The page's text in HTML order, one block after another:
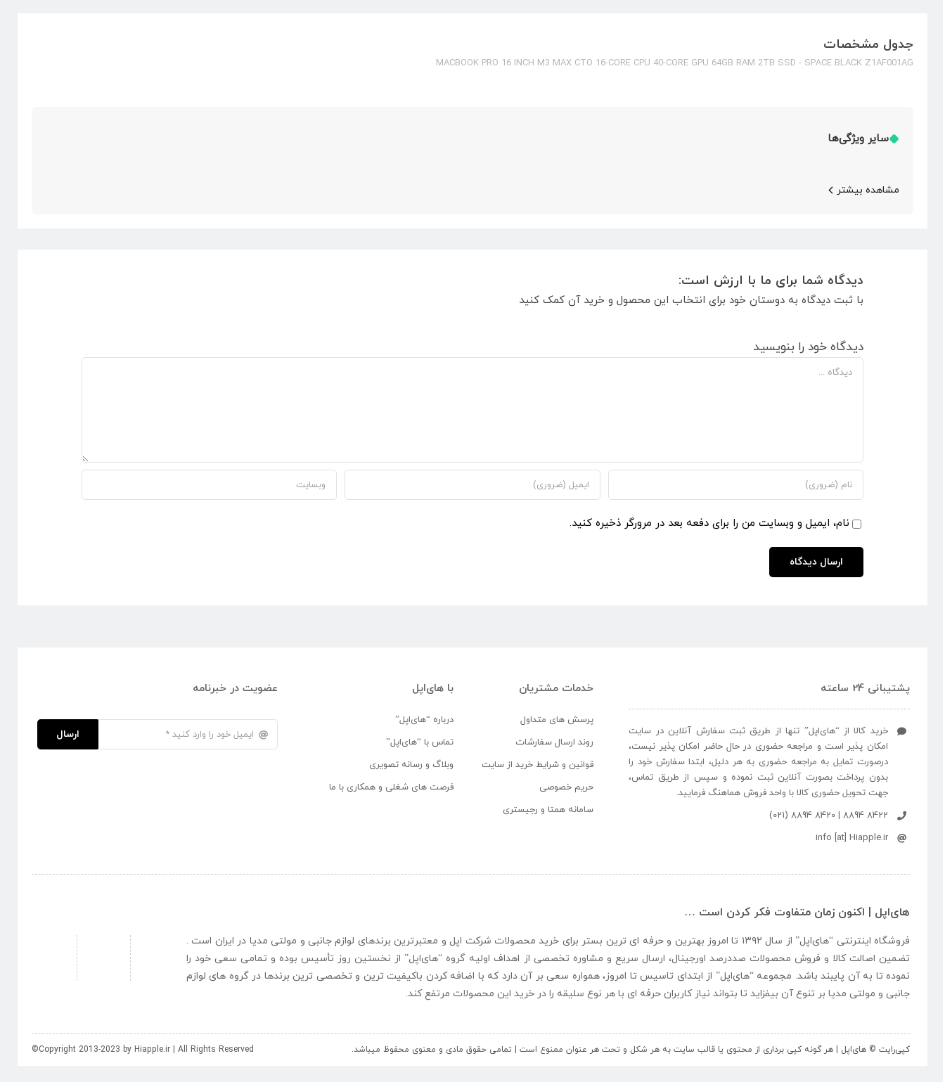
جدول مشخصات
MACBOOK PRO 16 INCH M3 MAX CTO 16-CORE CPU 40-CORE GPU 64GB RAM 2TB SSD - SPACE BLACK Z1AF001AG
سایر ویژگی‌ها
مشاهده بیشتر
دیدگاه شما برای ما با ارزش است:
با ثبت دیدگاه به دوستان خود برای انتخاب این محصول و خرید آن کمک کنید
دیدگاه خود را بنویسید
دیدگاه
نام، ایمیل و وبسایت من را برای دفعه بعد در مرورگر ذخیره کنید.
پشتیبانی 24 ساعته
خرید کالا از “های‌اپل” تنها از طریق ثبت سفارش آنلاین در سایت
امکان پذیر است و مراجعه حضوری در حال حاضر امکان پذیر نیست،
درصورت تمایل به مراجعه حضوری به هر دلیل، ابتدا سفارش خود را
بدون پرداخت بصورت آنلاین ثبت نموده و سپس از طریق تماس،
جهت تحویل حضوری کالا با واحد فروش هماهنگ فرمایید.
8422 8894 | 8420 8894 (021)
info [at] Hiapple.ir
خدمات مشتریان
پرسش های متداول
روند ارسال سفارشات
قوانین و شرایط خرید از سایت
حریم خصوصی
سامانه همتا و رجیستری
با های‌اپل
درباره “های‌اپل”
تماس با “های‌اپل”
وبلاگ و رسانه تصویری
فرصت های شغلی و همکاری با ما
عضویت در خبرنامه
ارسال
های‌اپل | اکنون زمان متفاوت فکر کردن است …
فروشگاه اینترنتی “های‌اپل
” از سال ۱۳۹۲ تا امروز بهترین و حرفه ای ترین بستر برای خرید محصولات شرکت اپل و معتبرترین برندهای لوازم جانبی و مولتی مدیا در ایران است .
تضمین اصالت کالا و فروش محصولات صددرصد اورجینال، ارسال سریع و مشاوره تخصصی از اهداف اولیه گروه “های‌اپل” از نخستین روز تأسیس بوده و تمامی سعی خود را
نموده تا به آن پایبند باشد. مجموعه “های‌اپل” از ابتدای تاسیس تا امروز، همواره سعی بر آن دارد که با اضافه کردن باکیفیت ترین و تخصصی ترین برندها در گروه های لوازم
جانبی و مولتی مدیا بر تنوع آن بیفزاید تا بتواند نیاز کاربران حرفه ای با هر نوع سلیقه را در خرید این محصولات مرتفع کند.
کپی‌رایت © های‌اپل | هر گونه کپی برداری از محتوی یا قالب سایت به هر شکل و تحت هر عنوان ممنوع است | تمامی حقوق مادی و معنوی محفوظ میباشد. ©Copyright 2013-2023 by Hiapple.ir | All Rights Reserved